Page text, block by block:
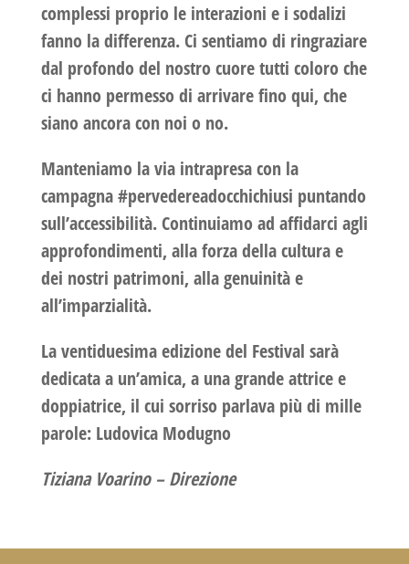
complessi proprio le interazioni e i sodalizi
fanno la differenza. Ci sentiamo di ringraziare
dal profondo del nostro cuore tutti coloro che
ci hanno permesso di arrivare fino qui, che
siano ancora con noi o no.
Manteniamo la via intrapresa con la
campagna#pervedereadocchichiusi puntando
sull’accessibilità. Continuiamo ad affidarci agli
approfondimenti, alla forza della cultura e
dei nostri patrimoni, alla genuinità e
all’imparzialità.
La ventiduesima edizione del Festival sarà
dedicata a un’amica, a una grande attrice e
doppiatrice, il cui sorriso parlava più di mille
parole: Ludovica Modugno
Tiziana Voarino –Direzione